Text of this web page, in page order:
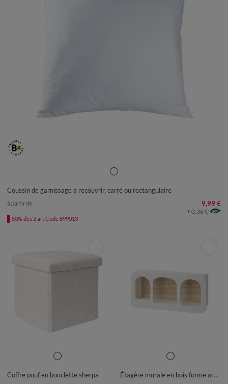
Coussin de garnissage à recouvrir, carré ou rectangulaire
à partir de 9,99 €
+ 0,36 €
-50% dès 2 art Code 899013
UNITÉ
Coffre pouf en bouclette sherpa
UNITÉ
Étagère murale en bois forme arche